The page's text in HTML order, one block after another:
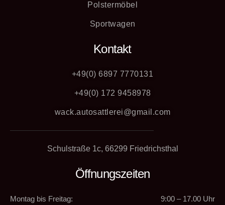
Polstermöbel
Sportwagen
Kontakt
+49(0) 6897 7770131
+49(0) 172 9458978
wack.autosattlerei@gmail.com
Schulstraße 1c, 66299 Friedrichsthal
Öffnungszeiten
Montag bis Freitag: 9:00 – 17.00 Uhr